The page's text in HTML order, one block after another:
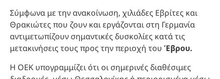
Σύμφωνα με την ανακοίνωση, χιλιάδες Εβρίτες και
Θρακιώτες που ζουν και εργάζονται στη Γερμανία
αντιμετωπίζουν σημαντικές δυσκολίες κατά τις
μετακινήσεις τους προς την περιοχή του Έβρου.
Η ΟΕΚ υπογραμμίζει ότι οι σημερινές διαθέσιμες